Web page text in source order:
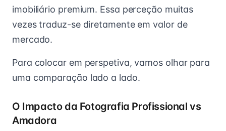
imobiliário premium. Essa perceção muitas
vezes traduz-se diretamente em valor de
mercado.
Para colocar em perspetiva, vamos olhar para
uma comparação lado a lado.
O Impacto da Fotografia Profissional vs
Amadora